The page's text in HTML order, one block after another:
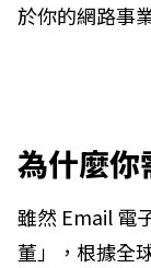
於你的網路事
為什麼你
雖然 Email 電
董」，根據全